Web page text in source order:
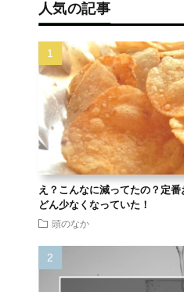
人気の記事
え？こんなに減ってたの？定
どん少なくなっていた！
頭のなか